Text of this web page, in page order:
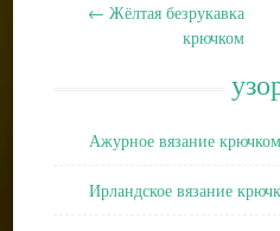
← Жёлтая безрукавка
крючком
Ажурное вязание крючком
Ирландское вязание